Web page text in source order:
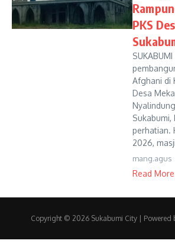
PKS
Afghani di
Desa
Sukabumi,
perhatian.
2026,
mang.agus
Read More
Copyright © 2026 Sukabumi City | Powered